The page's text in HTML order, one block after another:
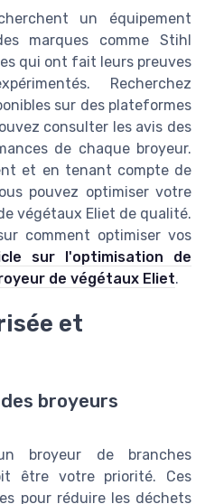
un équipement
marques comme Stihl
qui ont fait leurs preuves
Recherchez
sur des plateformes
consulter les avis des
de chaque broyeur.
et en tenant compte de
pouvez optimiser votre
végétaux Eliet de qualité.
comment optimiser vos
sur l'optimisation de
de végétaux Eliet.
et
broyeurs
broyeur de branches
être votre priorité. Ces
pour réduire les déchets